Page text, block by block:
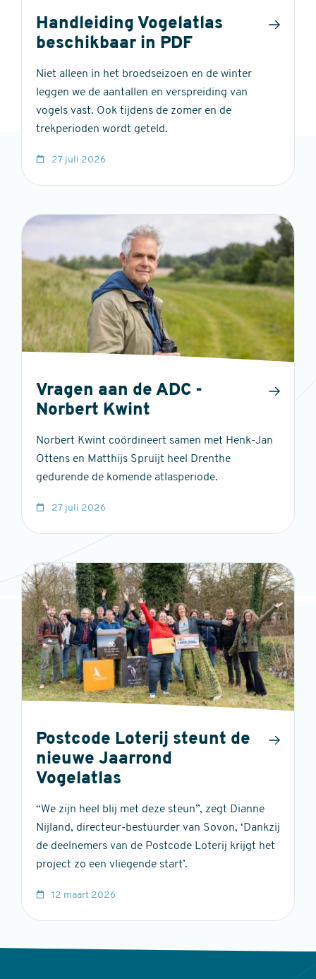
Handleiding Vogelatlas
beschikbaar in PDF
Niet alleen in het broedseizoen en de winter
leggen we de aantallen en verspreiding van
vogels vast. Ook tijdens de zomer en de
trekperioden wordt geteld.
27 juli 2026
Vragen aan de ADC -
Norbert Kwint
Norbert Kwint coördineert samen met Henk-Jan
Ottens en Matthijs Spruijt heel Drenthe
gedurende de komende atlasperiode.
27 juli 2026
Postcode Loterij steunt de
nieuwe Jaarrond
Vogelatlas
“We zijn heel blij met deze steun”, zegt Dianne
Nijland, directeur-bestuurder van Sovon, ‘Dankzij
de deelnemers van de Postcode Loterij krijgt het
project zo een vliegende start’.
12 maart 2026